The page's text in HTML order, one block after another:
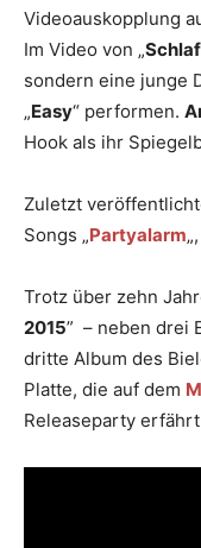
Videoauskopplung
Im Video von „
sondern eine junge
„Easy“ performen.
Hook als ihr
Zuletzt
Songs „Partyalarm
Trotz über zehn
2015” – neben drei
dritte Album des
Platte, die auf dem
Releaseparty